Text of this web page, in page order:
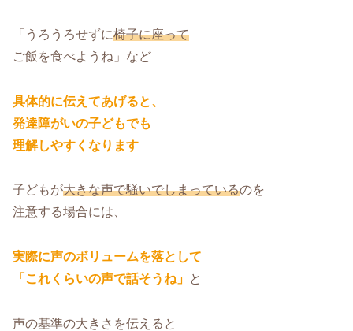
「うろうろせずに椅子に座って
ご飯を食べようね」など
具体的に伝えてあげると、
発達障がいの子どもでも
理解しやすくなります
子どもが大きな声で騒いでしまっているのを
注意する場合には、
実際に声のボリュームを落として
「これくらいの声で話そうね」 と
声の基準の大きさを伝えると